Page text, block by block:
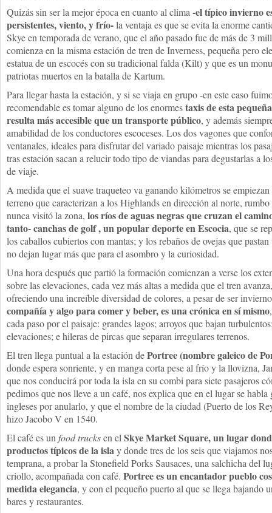
Quizás sin ser la mejor época en cuanto al clima -el típico invierno
persistentes, viento, y frío-la ventaja es que se evita la enorme
Skye en temporada de verano, que el año pasado fue de más de 3
comienza en la misma estación de tren de Inverness, pequeña pero
estatua de un escocés con su tradicional falda (Kilt) y que es un
patriotas muertos en la batalla de Kartum.
Para llegar hasta la estación, y si se viaja en grupo -en este caso
recomendable es tomar alguno de los enormestaxis de esta
resulta más accesible que un transporte público, y además
amabilidad de los conductores escoceses. Los dos vagones que
ventanales, ideales para disfrutar del variado paisaje mientras los
tras estación sacan a relucir todo tipo de viandas para degustarlas a
de viaje.
A medida que el suave traqueteo va ganando kilómetros se
terreno que caracterizan a los Highlands en dirección al norte,
nunca visitó la zona, los ríos de aguas negras que cruzan el
tanto- canchas de golf , un popular deporte en Escocia, que se
los caballos cubiertos con mantas; y los rebaños de ovejas que
no dejan lugar más que para el asombro y la curiosidad.
Una hora después que partió la formación comienzan a verse los
sobre las elevaciones, cada vez más altas a medida que el tren
ofreciendo una increíble diversidad de colores, a pesar de ser
compañía y algo para comer y beber, es una crónica en sí mismo
cada paso por el paisaje: grandes lagos; arroyos que bajan
elevaciones; e hileras de pircas que separan irregulares terrenos.
El tren llega puntual a la estación dePortree (nombre galeico de
donde espera sonriente, y en manga corta pese al frío y la llovizna,
que nos conducirá por toda la isla en su combi para siete pasajeros
pedimos que nos lleve a un café, nos explica que en el lugar se
ingleses por anularlo, y que el nombre de la ciudad (Puerto de los
hizo Jacobo V en 1540.
El café es un food trucksen el Skye Market Square, un lugar
productos típicos de la islay donde tres de los seis que viajamos
temprana, a probar la Stonefield Porks Sausaces, una salchicha del
criollo, acompañada con café. Portree es un encantador pueblo
medida elegancia, y con el pequeño puerto al que se llega bajando
bares y restaurantes.